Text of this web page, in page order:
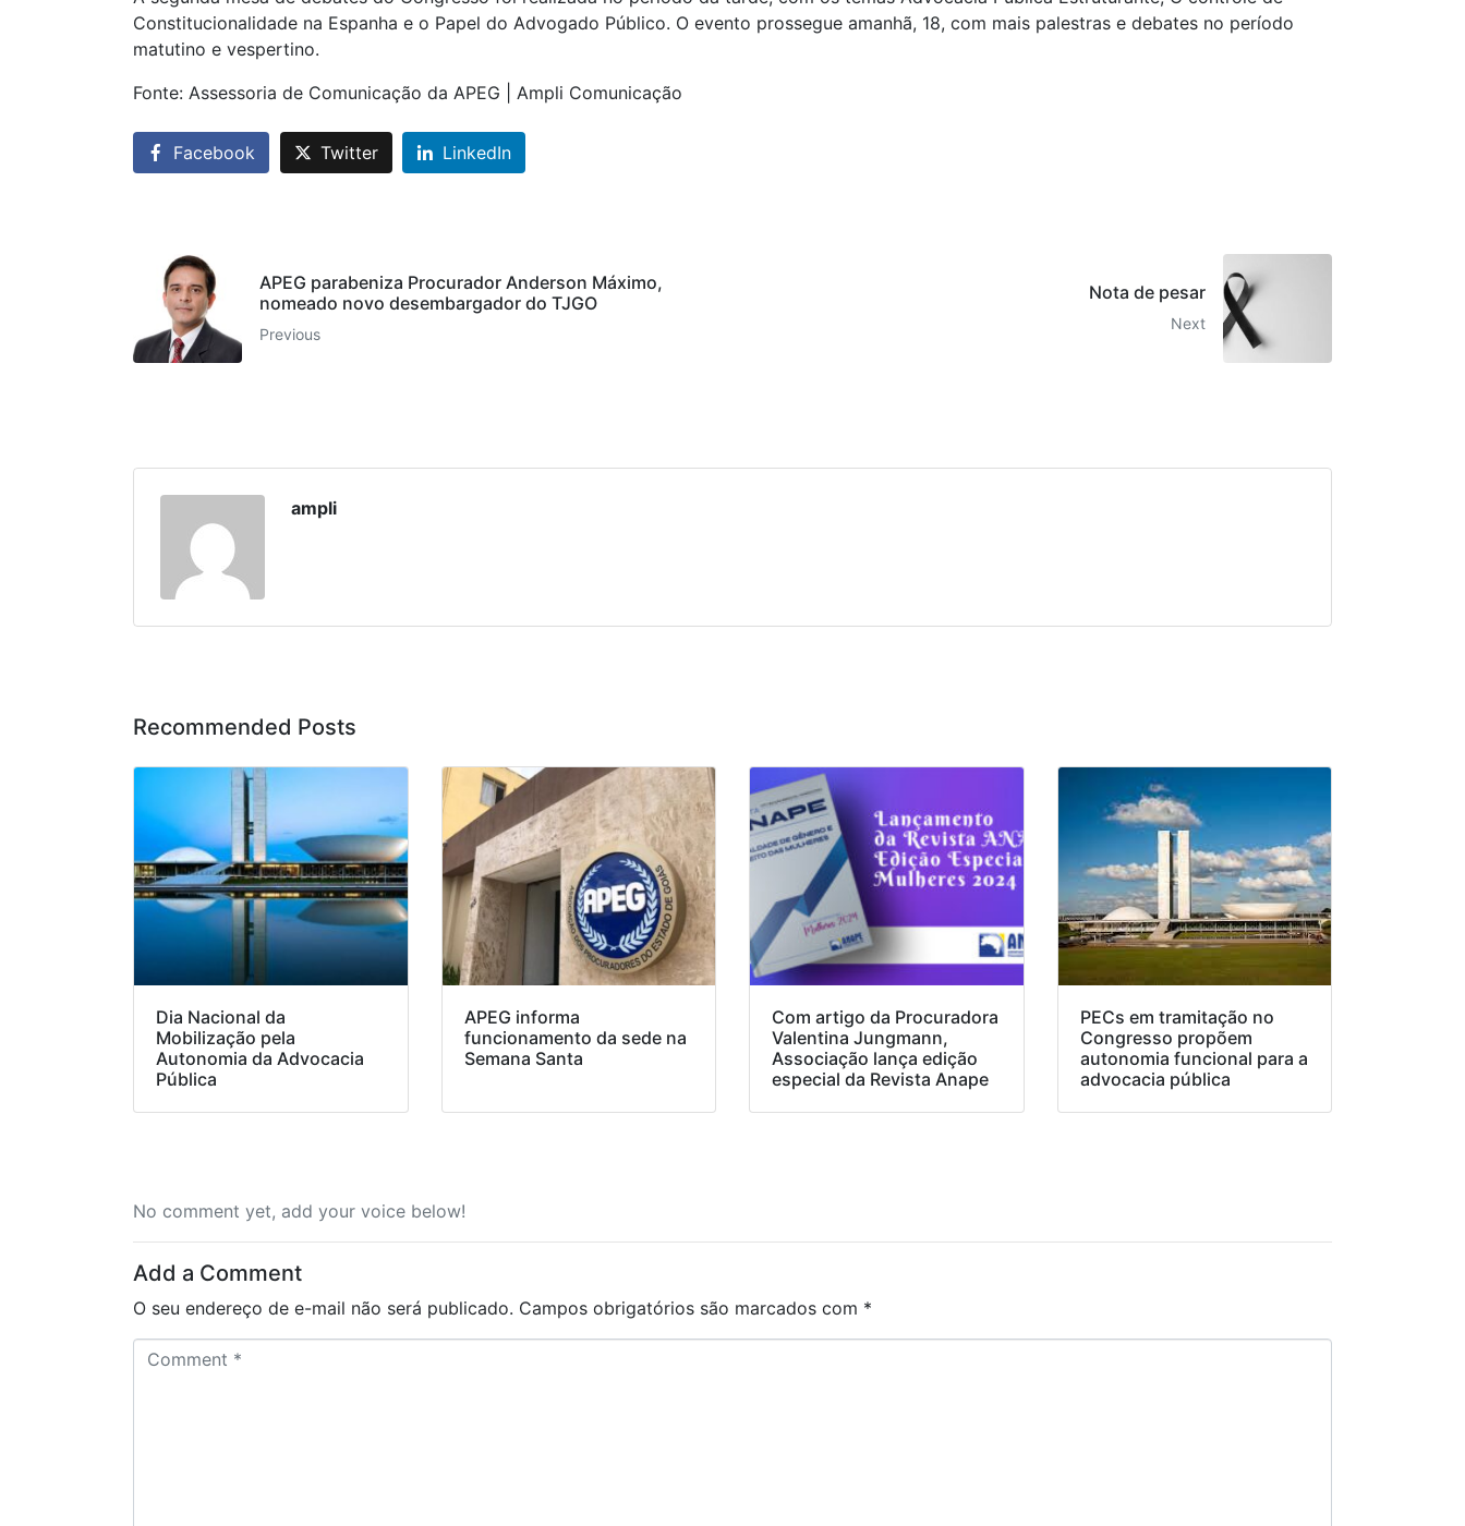
Constitucionalidade na Espanha e o Papel do Advogado Público. O evento prossegue amanhã, 18, com mais palestras e debates no período
matutino e vespertino.
Fonte: Assessoria de Comunicação da APEG | Ampli Comunicação
Facebook Twitter LinkedIn
APEG parabeniza Procurador Anderson Máximo,
nomeado novo desembargador do TJGO
Previous
Nota de pesar
Next
ampli
Recommended Posts
Dia Nacional da
Mobilização pela
Autonomia da Advocacia
Pública
APEG informa
funcionamento da sede na
Semana Santa
Com artigo da Procuradora
Valentina Jungmann,
Associação lança edição
especial da Revista Anape
PECs em tramitação no
Congresso propõem
autonomia funcional para a
advocacia pública
No comment yet, add your voice below!
Add a Comment
O seu endereço de e-mail não será publicado. Campos obrigatórios são marcados com *